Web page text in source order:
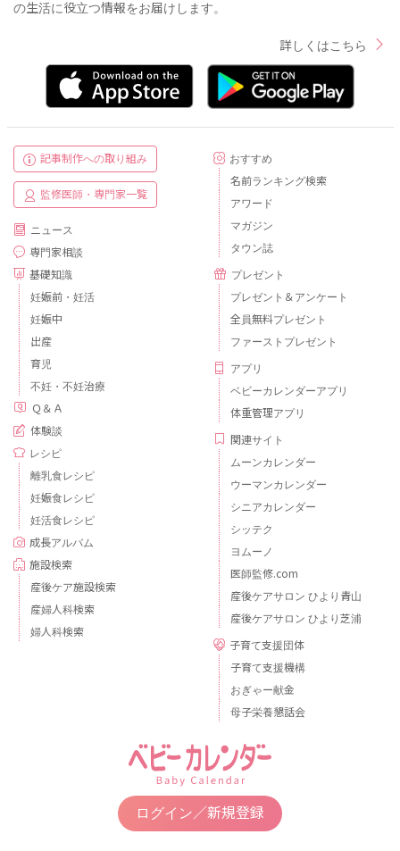
の生活に役立つ情報をお届けします。
詳しくはこちら
記事制作への取り組み
監修医師・専門家一覧
ニュース
専門家相談
基礎知識
妊娠前・妊活
妊娠中
出産
育児
不妊・不妊治療
Ｑ＆Ａ
体験談
レシピ
離乳食レシピ
妊娠食レシピ
妊活食レシピ
成長アルバム
施設検索
産後ケア施設検索
産婦人科検索
婦人科検索
おすすめ
名前ランキング検索
アワード
マガジン
タウン誌
プレゼント
プレゼント＆アンケート
全員無料プレゼント
ファーストプレゼント
アプリ
ベビーカレンダーアプリ
体重管理アプリ
関連サイト
ムーンカレンダー
ウーマンカレンダー
シニアカレンダー
シッテク
ヨムーノ
医師監修.com
産後ケアサロン ひより青山
産後ケアサロン ひより芝浦
子育て支援団体
子育て支援機構
おぎゃー献金
母子栄養懇話会
ログイン／新規登録